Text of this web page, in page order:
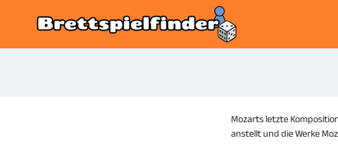
Mozarts letzte
anstellt und die Werke